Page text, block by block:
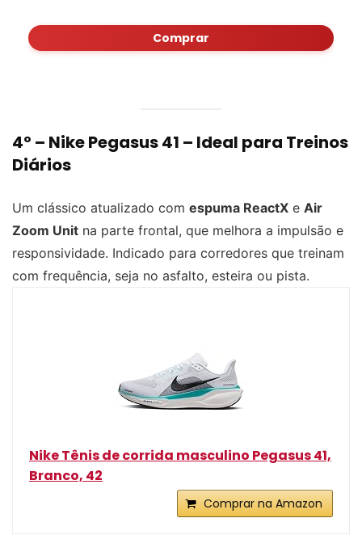
Comprar
4º – Nike Pegasus 41 – Ideal para Treinos
Diários
Um clássico atualizado com espuma ReactX e Air
Zoom Unit na parte frontal, que melhora a impulsão e
responsividade. Indicado para corredores que treinam
com frequência, seja no asfalto, esteira ou pista.
Nike Tênis de corrida masculino Pegasus 41,
Branco, 42
Comprar na Amazon